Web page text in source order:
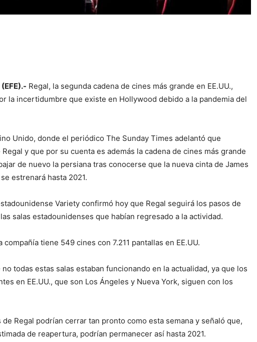
Regal, la segunda cadena de cines más grande en EE.UU.,
la incertidumbre que existe en Hollywood debido a la pandemia del
Unido, donde el periódico The Sunday Times adelantó que
y que por su cuenta es además la cadena de cines más grande
de nuevo la persiana tras conocerse que la nueva cinta de James
estrenará hasta 2021.
Variety confirmó hoy que Regal seguirá los pasos de
salas estadounidenses que habían regresado a la actividad.
tiene 549 cines con 7.211 pantallas en EE.UU.
todas estas salas estaban funcionando en la actualidad, ya que los
en EE.UU., que son Los Ángeles y Nueva York, siguen con los
Regal podrían cerrar tan pronto como esta semana y señaló que,
de reapertura, podrían permanecer así hasta 2021.